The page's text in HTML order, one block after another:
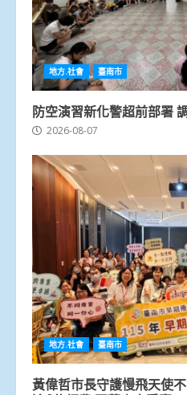
地方.社會 臺南市
防空演習新化警超前部署
2026-08-07
地方.社會 臺南市
黃偉哲市長守護慢飛天使